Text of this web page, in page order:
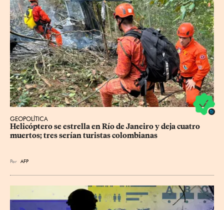
GEOPOLÍTICA
Helicóptero se estrella en Río de Janeiro y deja cuatro
muertos; tres serían turistas colombianas
Por AFP